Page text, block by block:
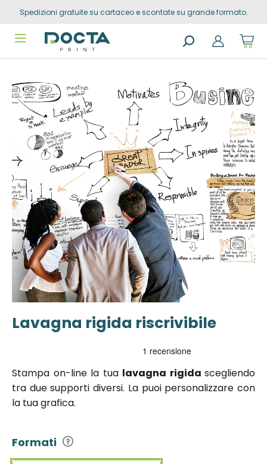
Skip to
Spedizioni gratuite su cartaceo e scontate su grande formato.
in
your
cart
Lavagna rigida riscrivibile
fine della
galleria di
immagini
Vai
immagini
Stampa on-line la tua lavagna rigida scegliendo
tra due supporti diversi. La puoi personalizzare con
la tua grafica.
Formati